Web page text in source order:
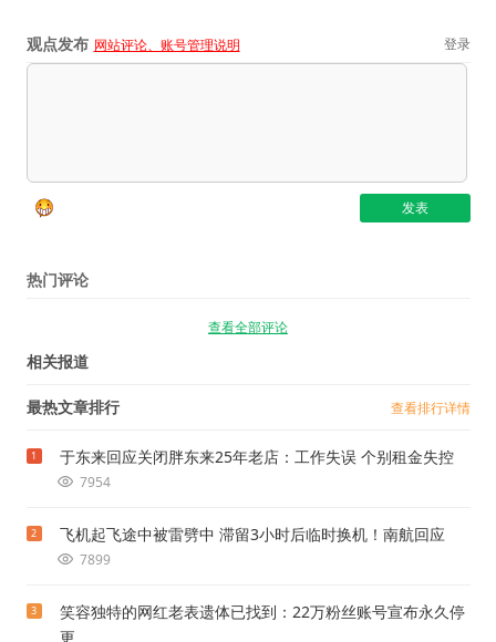
观点发布 网站评论、账号管理说明 登录
热门评论
查看全部评论
相关报道
最热文章排行 查看排行详情
1 于东来回应关闭胖东来25年老店：工作失误 个别租金失控
7954
2 飞机起飞途中被雷劈中 滞留3小时后临时换机！南航回应
7899
3
笑容独特的网红老表遗体已找到：22万粉丝账号宣布永久停
更